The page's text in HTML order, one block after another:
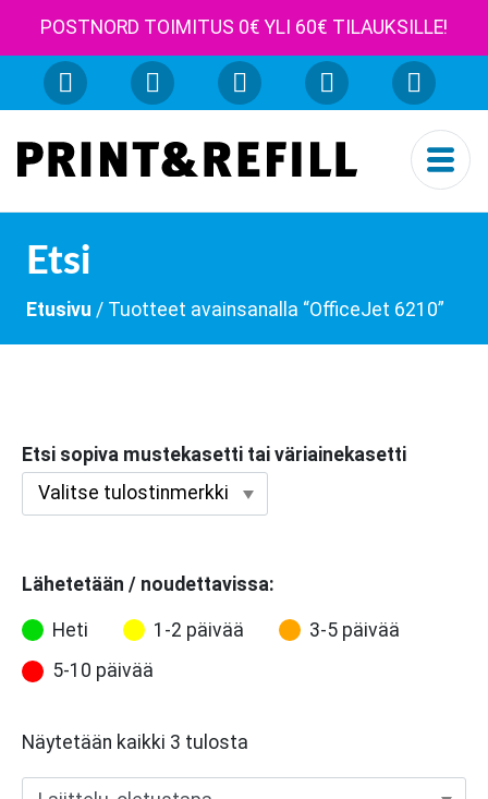
POSTNORD TOIMITUS 0€ YLI 60€ TILAUKSILLE!
Etsi
Etusivu / Tuotteet avainsanalla “OfficeJet 6210”
Etsi sopiva mustekasetti tai väriainekasetti
Lähetetään / noudettavissa:
Heti 1-2 päivää
3-5 päivää
5-10 päivää
Näytetään kaikki 3 tulosta